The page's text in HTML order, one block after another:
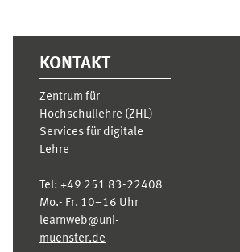
KONTAKT
Zentrum für
Hochschullehre (ZHL)
Services für digitale
Lehre
Tel: +49 251 83-22408
Mo.- Fr. 10–16 Uhr
learnweb@uni-
muenster.de